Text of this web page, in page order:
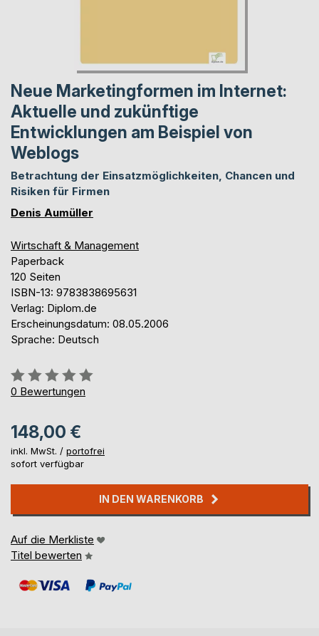
Neue Marketingformen im Internet:
Aktuelle und zukünftige
Entwicklungen am Beispiel von
Weblogs
Betrachtung der Einsatzmöglichkeiten, Chancen und
Risiken für Firmen
Denis Aumüller
Wirtschaft & Management
Paperback
120 Seiten
ISBN-13: 9783838695631
Verlag: Diplom.de
Erscheinungsdatum: 08.05.2006
Sprache: Deutsch
Bewertung::
0%
0 Bewertungen
148,00 €
inkl. MwSt. / portofrei
sofort verfügbar
IN DEN WARENKORB
Auf die Merkliste
Titel bewerten